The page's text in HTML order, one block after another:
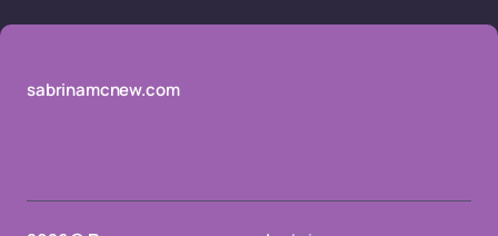
sabrinamcnew.com